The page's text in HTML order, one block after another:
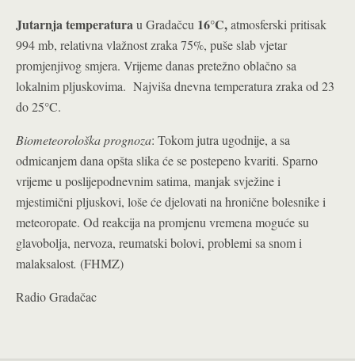
Jutarnja temperaturau Gradačcu 16°C,atmosferski pritisak
994 mb, relativna vlažnost zraka 75%, puše slab vjetar
promjenjivog smjera. Vrijeme danas pretežno oblačno sa
lokalnim pljuskovima. Najviša dnevna temperatura zraka od 23
do 25°C.
Biometeorološka prognoza: Tokom jutra ugodnije, a sa
odmicanjem dana opšta slika će se postepeno kvariti. Sparno
vrijeme u poslijepodnevnim satima, manjak svježine i
mjestimični pljuskovi, loše će djelovati na hronične bolesnike i
meteoropate. Od reakcija na promjenu vremena moguće su
glavobolja, nervoza, reumatski bolovi, problemi sa snom i
malaksalost. (FHMZ)
Radio Gradačac